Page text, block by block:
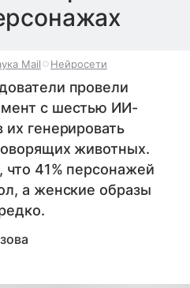
Mail Нейросети
провели
с шестью ИИ-
генерировать
животных.
что 41% персонажей
а женские образы